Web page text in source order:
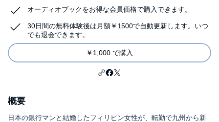
オーディオブックをお得な会員価格で購入できます。
30日間の無料体験後は月額￥1500で自動更新します。いつ
でも退会できます。
￥1,000 で購入
概要
日本の銀行マンと結婚したフィリピン女性が、転勤で九州から新